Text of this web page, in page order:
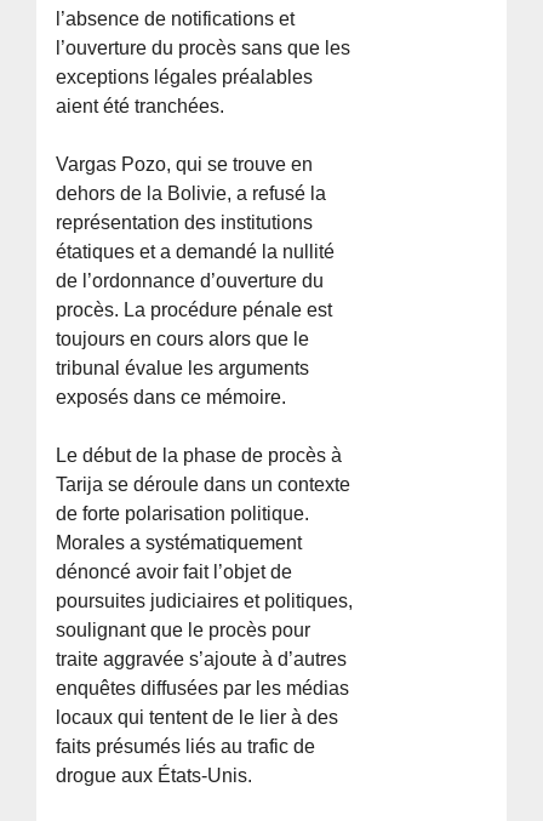
l’absence de notifications et
l’ouverture du procès sans que les
exceptions légales préalables
aient été tranchées.
Vargas Pozo, qui se trouve en
dehors de la Bolivie, a refusé la
représentation des institutions
étatiques et a demandé la nullité
de l’ordonnance d’ouverture du
procès. La procédure pénale est
toujours en cours alors que le
tribunal évalue les arguments
exposés dans ce mémoire.
Le début de la phase de procès à
Tarija se déroule dans un contexte
de forte polarisation politique.
Morales a systématiquement
dénoncé avoir fait l’objet de
poursuites judiciaires et politiques,
soulignant que le procès pour
traite aggravée s’ajoute à d’autres
enquêtes diffusées par les médias
locaux qui tentent de le lier à des
faits présumés liés au trafic de
drogue aux États-Unis.